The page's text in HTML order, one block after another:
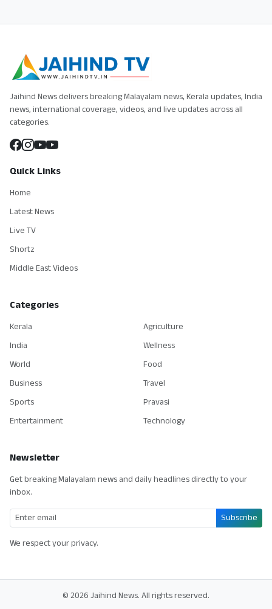
Jaihind News delivers breaking Malayalam news, Kerala updates, India
news, international coverage, videos, and live updates across all
categories.
Quick Links
Home
Latest News
Live TV
Shortz
Middle East Videos
Categories
Kerala
India
World
Business
Sports
Entertainment
Agriculture
Wellness
Food
Travel
Pravasi
Technology
Newsletter
Get breaking Malayalam news and daily headlines directly to your
inbox.
Subscribe
We respect your privacy.
© 2026 Jaihind News. All rights reserved.